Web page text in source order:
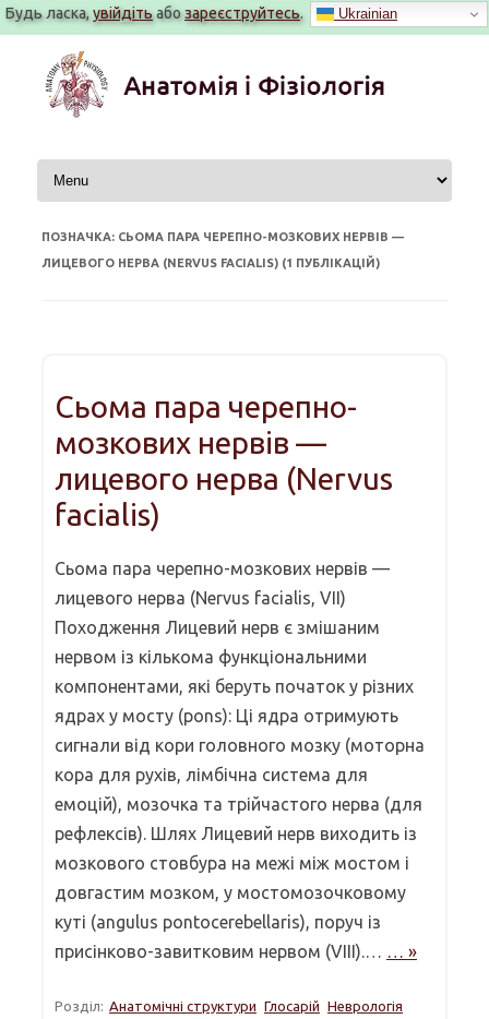
Будь ласка,увійдітьабозареєструйтесь.
вмісту
ПОЗНАЧКА: СЬОМА ПАРА ЧЕРЕПНО-МОЗКОВИХ НЕРВІВ —
ЛИЦЕВОГО НЕРВА (NERVUS FACIALIS) (1 ПУБЛІКАЦІЙ)
Сьома пара черепно-
мозкових нервів —
лицевого нерва (Nervus
facialis)
Сьома пара черепно-мозкових нервів —
лицевого нерва (Nervus facialis, VII)
Походження Лицевий нерв є змішаним
нервом із кількома функціональними
компонентами, які беруть початок у різних
ядрах у мосту (pons): Ці ядра отримують
сигнали від кори головного мозку (моторна
кора для рухів, лімбічна система для
емоцій), мозочка та трійчастого нерва (для
рефлексів). Шлях Лицевий нерв виходить із
мозкового стовбура на межі між мостом і
довгастим мозком, у мостомозочковому
куті (angulus pontocerebellaris), поруч із
присінково-завитковим нервом (VIII).… … »
Розділ: Анатомічні структури Глосарій Неврологія
Ukrainian